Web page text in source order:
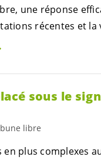
une réponse
récentes et
sous le
libre
plus complexes